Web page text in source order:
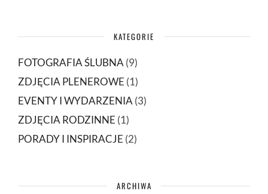
KATEGORIE
FOTOGRAFIA ŚLUBNA (9)
ZDJĘCIA PLENEROWE (1)
EVENTY I WYDARZENIA (3)
ZDJĘCIA RODZINNE (1)
PORADY I INSPIRACJE (2)
ARCHIWA